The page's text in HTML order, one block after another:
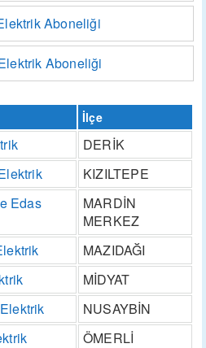
Aboneliği
Aboneliği
İlçe
DERİK
KIZILTEPE
Edas
MARDİN
MERKEZ
MAZIDAĞI
MİDYAT
NUSAYBİN
ÖMERLİ